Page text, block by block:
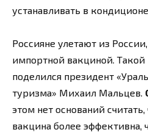
устанавливать в
Россияне улетают из
импортной вакциной.
поделился президент
туризма» Михаил Мальцев.
этом нет оснований считать,
вакцина более эффективна,